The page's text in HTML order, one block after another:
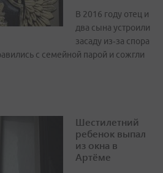
В 2016 году отец и
два сына устроили
засаду из‑за спора
с семейной парой и сожгли
Шестилетний
ребенок выпал
из окна в
Артёме